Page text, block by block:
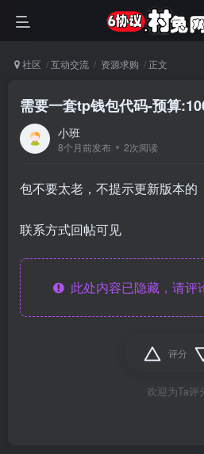
社区 互动交流 资源求购 正文
需要一套tp钱包代码-预算
小班
8个月前发布 2次阅读
包不要太老，不提示更新版本的
联系方式回帖可见
此处内容已隐藏，请评
评分
欢迎为Ta评